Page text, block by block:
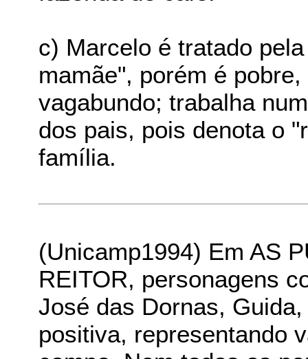
c) Marcelo é tratado
mamãe", porém é
vagabundo; trabalha
dos pais, pois denota o
família.
(Unicamp1994) Em AS
REITOR, personagens
José das Dornas,
positiva, representando